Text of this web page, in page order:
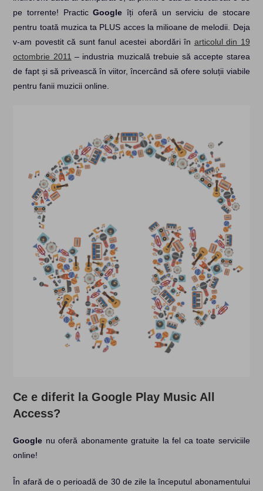
pe torrente! PracticGoogle îți oferă un serviciu de stocare
pentru toată muzica ta PLUS acces la milioane de melodii. Deja
v-am povestit că sunt fanul acestei abordări în articolul din 19
octombrie 2011 – industria muzicală trebuie să accepte starea
de fapt și să privească în viitor, încercând să ofere soluții viabile
pentru fanii muzicii online.
Ce e diferit la Google Play Music All
Access?
Google nu oferă abonamente gratuite la fel ca toate serviciile
online!
În afară de o perioadă de 30 de zile la începutul abonamentului